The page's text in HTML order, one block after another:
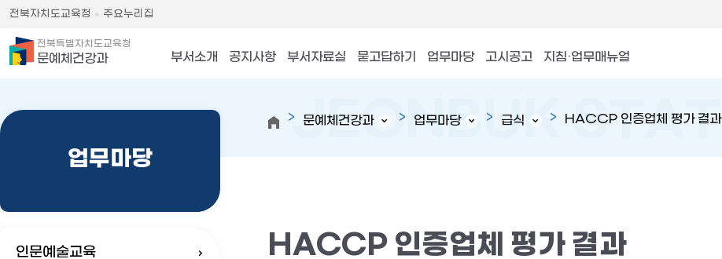
전북자치도교육청 주요누리집
전북특별자치도교육청
문예체건강과 부서소개 공지사항 부서자료실 묻고답하기 업무마당 고시공고 지침·업무매뉴얼
업무마당
인문예술교육
문예체건강과 업무마당 급식 HACCP 인증업체 평가 결과
HACCP 인증업체 평가 결과